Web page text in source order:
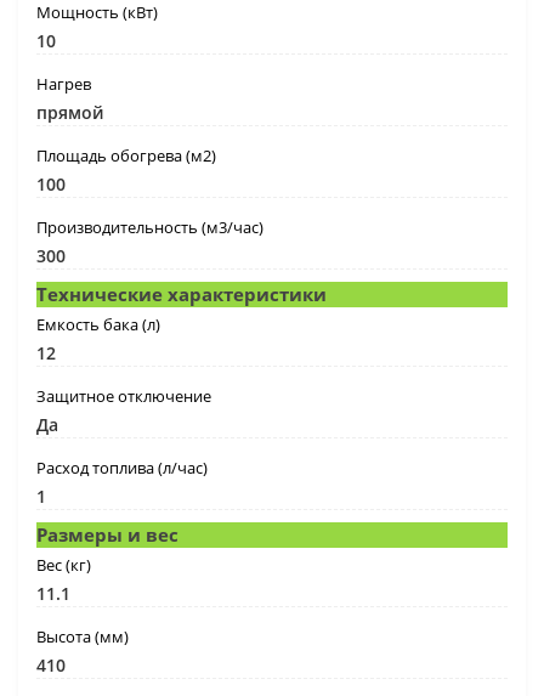
Мощность (кВт)
10
Нагрев
прямой
Площадь обогрева (м2)
100
Производительность (м3/час)
300
Технические характеристики
Емкость бака (л)
12
Защитное отключение
Да
Расход топлива (л/час)
1
Размеры и вес
Вес (кг)
11.1
Высота (мм)
410